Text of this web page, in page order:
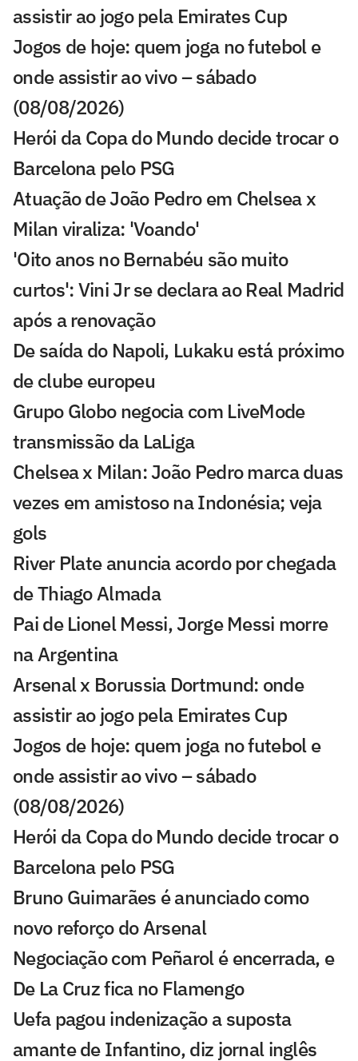
assistir ao jogo pela Emirates Cup
Jogos de hoje: quem joga no futebol e
onde assistir ao vivo – sábado
(08/08/2026)
Herói da Copa do Mundo decide trocar o
Barcelona pelo PSG
Atuação de João Pedro em Chelsea x
Milan viraliza: 'Voando'
'Oito anos no Bernabéu são muito
curtos': Vini Jr se declara ao Real Madrid
após a renovação
De saída do Napoli, Lukaku está próximo
de clube europeu
Grupo Globo negocia com LiveMode
transmissão da LaLiga
Chelsea x Milan: João Pedro marca duas
vezes em amistoso na Indonésia; veja
gols
River Plate anuncia acordo por chegada
de Thiago Almada
Pai de Lionel Messi, Jorge Messi morre
na Argentina
Arsenal x Borussia Dortmund: onde
assistir ao jogo pela Emirates Cup
Jogos de hoje: quem joga no futebol e
onde assistir ao vivo – sábado
(08/08/2026)
Herói da Copa do Mundo decide trocar o
Barcelona pelo PSG
Bruno Guimarães é anunciado como
novo reforço do Arsenal
Negociação com Peñarol é encerrada, e
De La Cruz fica no Flamengo
Uefa pagou indenização a suposta
amante de Infantino, diz jornal inglês